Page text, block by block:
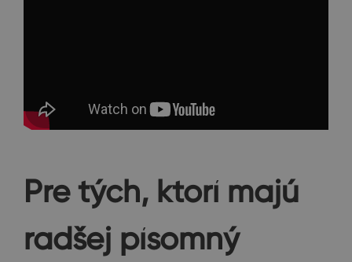
Pre tých, ktorí majú
radšej písomný